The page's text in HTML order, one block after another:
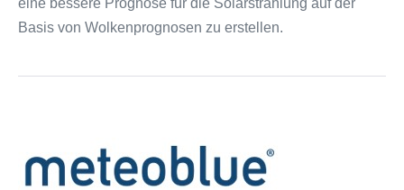
eine bessere Prognose für die Solarstrahlung auf der
Basis von Wolkenprognosen zu erstellen.
neuer
Sponsor